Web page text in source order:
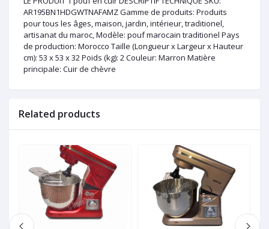
AR195BN1HDGWTNAFAMZ Gamme de produits: Produits
pour tous les âges, maison, jardin, intérieur, traditionel,
artisanat du maroc, Modèle: pouf marocain traditionel Pays
de production: Morocco Taille (Longueur x Largeur x Hauteur
cm): 53 x 53 x 32 Poids (kg): 2 Couleur: Marron Matière
principale: Cuir de chèvre
Related products